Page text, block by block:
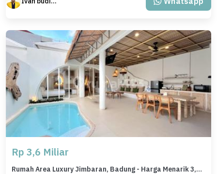
Rp 3,6 Miliar
Rumah Area Luxury Jimbaran, Badung - Harga Menarik 3,6 Miliar